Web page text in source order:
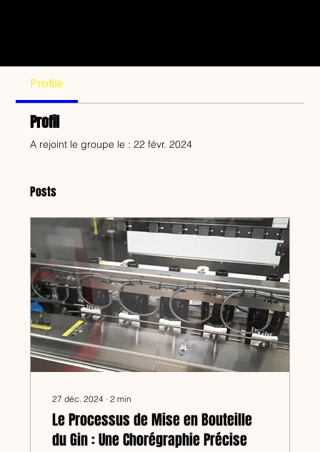
Profile
Profil
A rejoint le groupe le : 22 févr. 2024
Posts
27 déc. 2024 ∙2 min
Le Processus de Mise en Bouteille
du Gin : Une Chorégraphie Précise